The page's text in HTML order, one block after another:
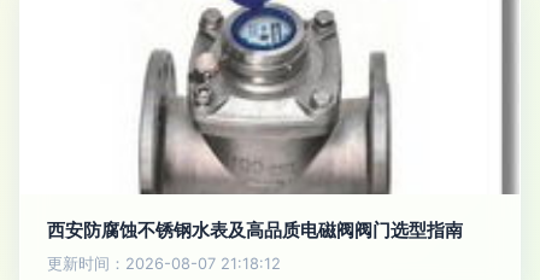
西安防腐蚀不锈钢水表及高品质电磁阀阀门选型指南
更新时间：2026-08-07 21:18:12